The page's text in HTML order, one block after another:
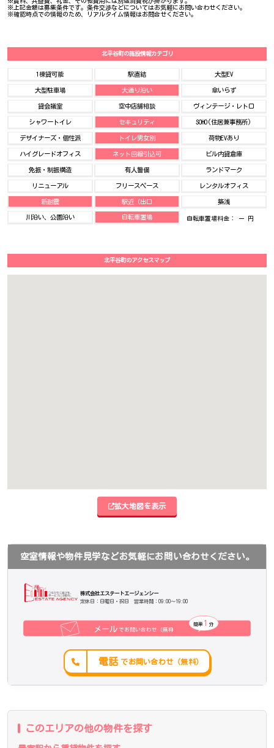
※上記金額は募集条件です。条件交渉などについてはお気軽にお問い合わせください。
※確認時点での情報のため、リアルタイム情報はお問合せください。
北平谷町の施設情報カテゴリ
1棟貸可能 駅直結 大型EV
大型駐車場 大通り沿い 傘いらず
貸会議室 空中店舗相談 ヴィンテージ・レトロ
シャワートイレ セキュリティ SOHO(住居兼事務所)
デザイナーズ・個性派 トイレ男女別 荷物EVあり
ハイグレードオフィス ネット回線引込可 ビル内貸倉庫
免振・制振構造 有人警備 ランドマーク
リニューアル フリースペース レンタルオフィス
新耐震 駅近（出口 築浅
川沿い、公園沿い 自転車置場 自転車置場料金： ー 円
北平谷町のアクセスマップ
拡大地図を表示
空室情報や物件見学などお気軽にお問い合わせください。
株式会社エステートエージェンシー
定休日：日曜日・祝日 営業時間：09:00～19:00
でお問い合わせ（無料）
メール
簡単 分
1
電話 でお問い合わせ（無料）
このエリアの他の物件を探す